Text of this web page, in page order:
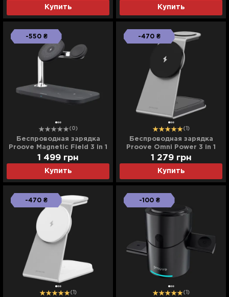
Купить Купить
-550 ₴
(0)
Беспроводная зарядка
Proove Magnetic Field 3 in 1
(Black)
Купить
1 499 грн
-470 ₴
(1)
Беспроводная зарядка
Proove Omni Power 3 in 1
(Gray)
Купить
1 279 грн
-470 ₴
(1)
-100 ₴
(1)